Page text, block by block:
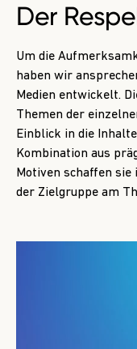
Der
Um die
haben wir
Medien entwickelt.
Themen der
Einblick in die
Kombination aus
Motiven schaffen sie
der Zielgruppe am